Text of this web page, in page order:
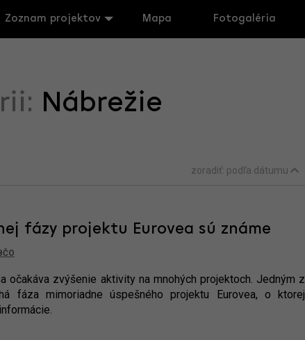
Zoznam projektov Mapa Fotogaléria
Nábrežie
zoradiť: podľa dátumu
fázy projektu Eurovea sú známe
očakáva zvýšenie aktivity na mnohých projektoch. Jedným z
fáza mimoriadne úspešného projektu Eurovea, o ktorej